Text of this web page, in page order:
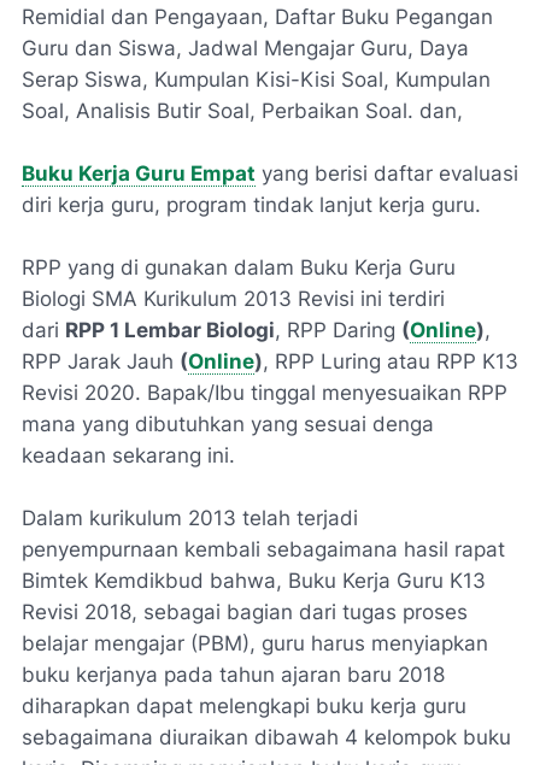
Remidial dan Pengayaan, Daftar Buku Pegangan
Guru dan Siswa, Jadwal Mengajar Guru, Daya
Serap Siswa, Kumpulan Kisi-Kisi Soal, Kumpulan
Soal, Analisis Butir Soal, Perbaikan Soal. dan,
Buku Kerja Guru Empat yang berisi daftar evaluasi
diri kerja guru, program tindak lanjut kerja guru.
RPP yang di gunakan dalam Buku Kerja Guru
Biologi SMA Kurikulum 2013 Revisi ini terdiri
dari RPP 1 Lembar Biologi, RPP Daring (Online),
RPP Jarak Jauh (Online), RPP Luring atau RPP K13
Revisi 2020. Bapak/Ibu tinggal menyesuaikan RPP
mana yang dibutuhkan yang sesuai denga
keadaan sekarang ini.
Dalam kurikulum 2013 telah terjadi
penyempurnaan kembali sebagaimana hasil rapat
Bimtek Kemdikbud bahwa, Buku Kerja Guru K13
Revisi 2018, sebagai bagian dari tugas proses
belajar mengajar (PBM), guru harus menyiapkan
buku kerjanya pada tahun ajaran baru 2018
diharapkan dapat melengkapi buku kerja guru
sebagaimana diuraikan dibawah 4 kelompok buku